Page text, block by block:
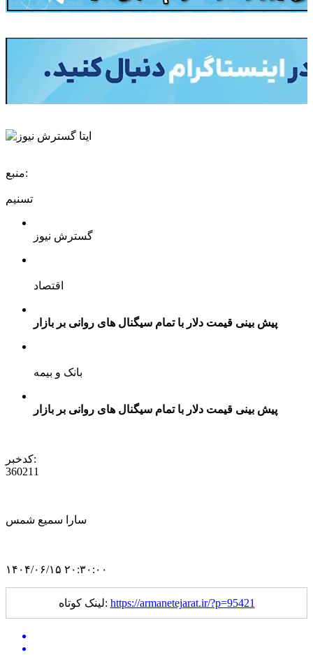
منبع:
تسنیم
گسترش نیوز
اقتصاد
پیش بینی قیمت دلار با تمام سیگنال های روانی بر بازار
بانک و بیمه
پیش بینی قیمت دلار با تمام سیگنال های روانی بر بازار
کدخبر:
360211
سارا سمیع شمس
۱۴۰۴/۰۶/۱۵ ۲۰:۳۰:۰۰
لینک کوتاه: https://armanetejarat.ir/?p=95421